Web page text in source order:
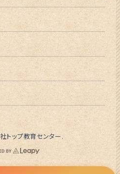
トップ教育センター.